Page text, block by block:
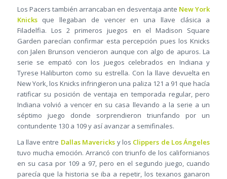
Los Pacers también arrancaban en desventaja ante New York
Knicksque llegaban de vencer en una llave clásica a
Filadelfia. Los 2 primeros juegos en el Madison Square
Garden parecían confirmar esta percepción pues los Knicks
con Jalen Brunson vencieron aunque con algo de apuros. La
serie se empató con los juegos celebrados en Indiana y
Tyrese Haliburton como su estrella. Con la llave devuelta en
New York, los Knicks infringieron una paliza 121 a 91 que hacía
ratificar su posición de ventaja en temporada regular, pero
Indiana volvió a vencer en su casa llevando a la serie a un
séptimo juego donde sorprendieron triunfando por un
contundente 130 a 109 y así avanzar a semifinales.
La llave entre Dallas Mavericks y los Clippers de Los Ángeles
tuvo mucha emoción. Arrancó con triunfo de los californianos
en su casa por 109 a 97, pero en el segundo juego, cuando
parecía que la historia se iba a repetir, los texanos ganaron